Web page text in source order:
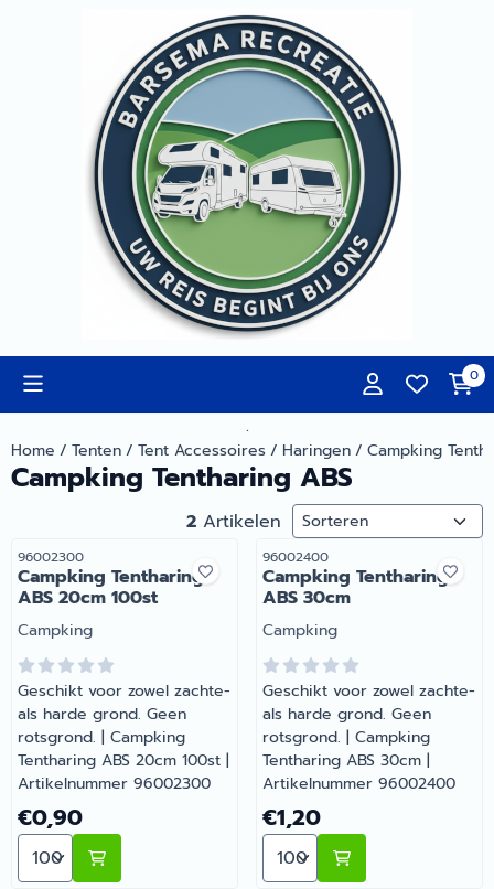
Cookievoorkeuren zijn momenteel gesloten.
0
.
Home / Tenten/ Tent Accessoires/ Haringen/ Campking
Campking Tentharing ABS
2 Artikelen Sorteermethode
Artikelnummer
96002300
Campking Tentharing
ABS 20cm 100st
Merk:
Campking
Geschikt voor zowel zachte-
als harde grond. Geen
rotsgrond. | Campking
Tentharing ABS 20cm 100st |
Artikelnummer 96002300
Prijs: 0,90
€0,90
Aantal kiezen voor Campking Tentharing ABS 20cm
Artikelnummer
96002400
Campking Tentharing
ABS 30cm
Merk:
Campking
Geschikt voor zowel zachte-
als harde grond. Geen
rotsgrond. | Campking
Tentharing ABS 30cm |
Artikelnummer 96002400
Prijs: 1,20
€1,20
Aantal kiezen voor